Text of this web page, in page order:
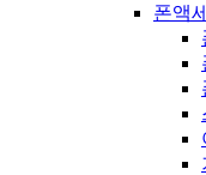
폰액